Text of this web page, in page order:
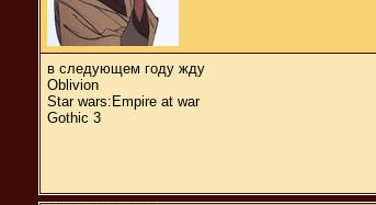
в следующем году жду
Oblivion
Star wars:Empire at war
Gothic 3